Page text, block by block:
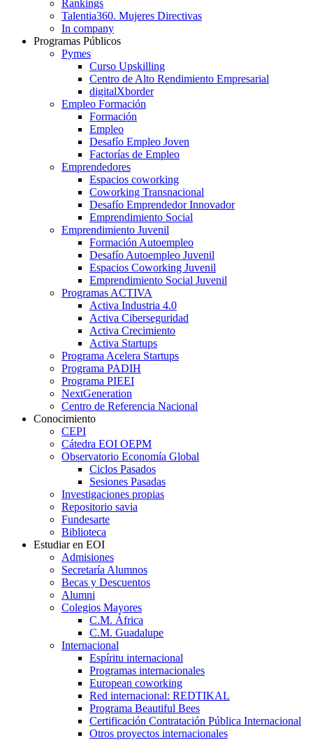
Rankings
Talentia360. Mujeres Directivas
In company
Programas Públicos
Pymes
Curso Upskilling
Centro de Alto Rendimiento Empresarial
digitalXborder
Empleo Formación
Formación
Empleo
Desafío Empleo Joven
Factorías de Empleo
Emprendedores
Espacios coworking
Coworking Transnacional
Desafío Emprendedor Innovador
Emprendimiento Social
Emprendimiento Juvenil
Formación Autoempleo
Desafío Autoempleo Juvenil
Espacios Coworking Juvenil
Emprendimiento Social Juvenil
Programas ACTIVA
Activa Industria 4.0
Activa Ciberseguridad
Activa Crecimiento
Activa Startups
Programa Acelera Startups
Programa PADIH
Programa PIEEI
NextGeneration
Centro de Referencia Nacional
Conocimiento
CEPI
Cátedra EOI OEPM
Observatorio Economía Global
Ciclos Pasados
Sesiones Pasadas
Investigaciones propias
Repositorio savia
Fundesarte
Biblioteca
Estudiar en EOI
Admisiones
Secretaría Alumnos
Becas y Descuentos
Alumni
Colegios Mayores
C.M. África
C.M. Guadalupe
Internacional
Espíritu internacional
Programas internacionales
European coworking
Red internacional: REDTIKAL
Programa Beautiful Bees
Certificación Contratación Pública Internacional
Otros proyectos internacionales